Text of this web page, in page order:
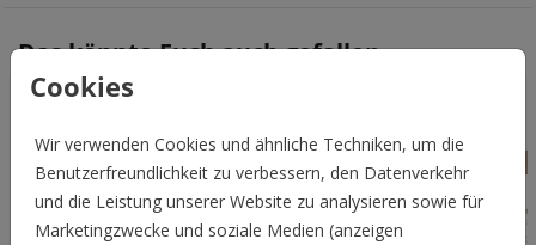
Cookies
Wir verwenden Cookies und ähnliche Techniken, um die
Benutzerfreundlichkeit zu verbessern, den Datenverkehr
und die Leistung unserer Website zu analysieren sowie für
Marketingzwecke und soziale Medien (anzeigen
Das könnte Euch auch gefallen